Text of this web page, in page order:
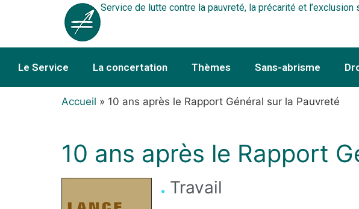
Service de lutte contre la pauvreté, la précarité et l’exclusion
Le Service La concertation Thèmes Sans-abrisme
Accueil » 10 ans après le Rapport Général sur la Pauvreté
10 ans après le Rapport
Travail